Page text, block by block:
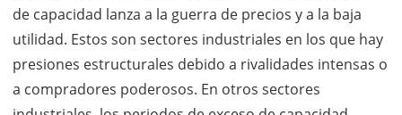
de capacidad lanza a la guerra de precios y a la baja
utilidad. Estos son sectores industriales en los que hay
presiones estructurales debido a rivalidades intensas o
a compradores poderosos. En otros sectores